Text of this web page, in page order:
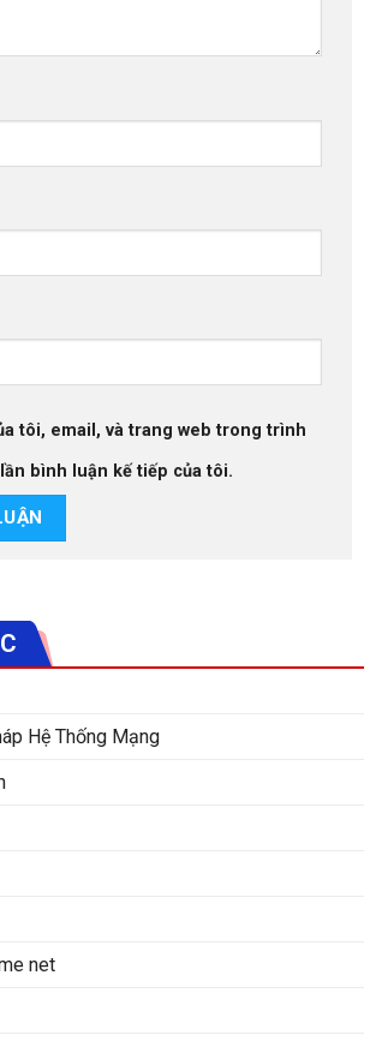
tôi, email, và trang web trong trình
bình luận kế tiếp của tôi.
Hệ Thống Mạng
net